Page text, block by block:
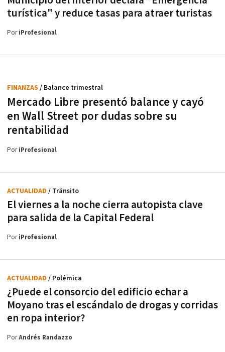
turística" y reduce tasas para atraer turistas
PoriProfesional
Mercado Libre presentó balance y cayó
en Wall Street por dudas sobre su
rentabilidad
FINANZAS / Balance trimestral
PoriProfesional
El viernes a la noche cierra autopista clave
para salida de la Capital Federal
ACTUALIDAD / Tránsito
PoriProfesional
¿Puede el consorcio del edificio echar a
Moyano tras el escándalo de drogas y corridas
en ropa interior?
ACTUALIDAD / Polémica
PorAndrés Randazzo